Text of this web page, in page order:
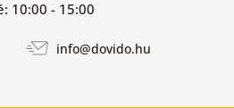
10:00 - 15:00
info@dovido.hu